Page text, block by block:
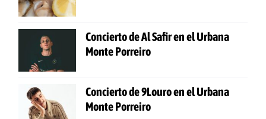
Concierto de Al Safir en el Urbana
Monte Porreiro
Concierto de 9Louro en el Urbana
Monte Porreiro